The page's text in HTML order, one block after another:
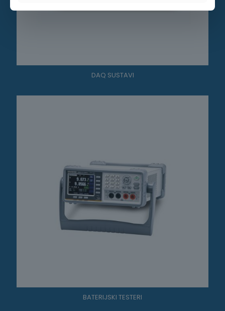
DAQ SUSTAVI
BATERIJSKI TESTERI